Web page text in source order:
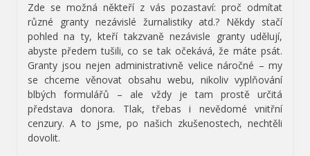
Zde se možná někteří z vás pozastaví: proč odmítat
různé granty nezávislé žurnalistiky atd.? Někdy stačí
pohled na ty, kteří takzvaně nezávisle granty udělují,
abyste předem tušili, co se tak očekává, že máte psát.
Granty jsou nejen administrativně velice náročné – my
se chceme věnovat obsahu webu, nikoliv vyplňování
blbých formulářů – ale vždy je tam prostě určitá
představa donora. Tlak, třebas i nevědomé vnitřní
cenzury. A to jsme, po našich zkušenostech, nechtěli
dovolit.